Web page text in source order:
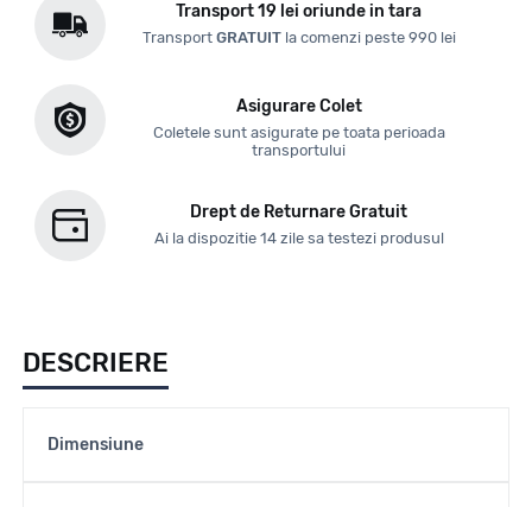
Transport 19 lei oriunde in tara
Transport GRATUITla comenzi peste 990 lei
Asigurare Colet
Coletele sunt asigurate pe toata perioada
transportului
Drept de Returnare Gratuit
Ai la dispozitie 14 zile sa testezi produsul
DESCRIERE
Dimensiune